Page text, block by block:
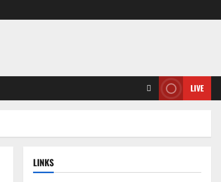
LIVE
LINKS